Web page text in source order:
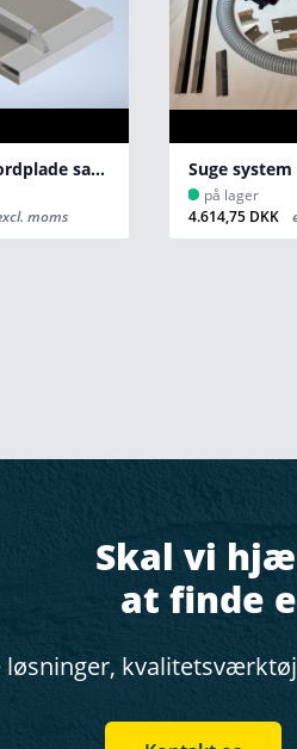
Suge system - komplet sæt 150
moms
på lager
1.848,00 DKK
Skal vi
at finde
løsninger,